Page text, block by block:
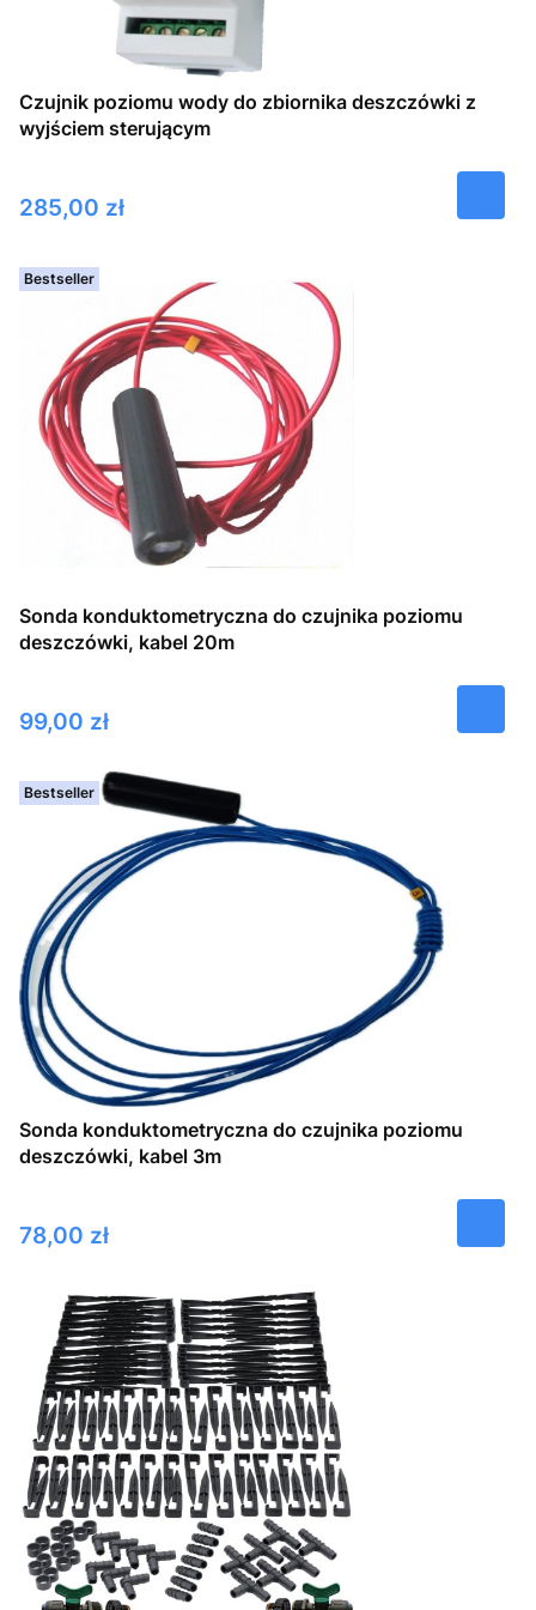
Czujnik poziomu wody do zbiornika deszczówki z
wyjściem sterującym
Cena
285,00 zł
Bestseller
Sonda konduktometryczna do czujnika poziomu
deszczówki, kabel 20m
Cena
99,00 zł
Bestseller
Sonda konduktometryczna do czujnika poziomu
deszczówki, kabel 3m
Cena
78,00 zł